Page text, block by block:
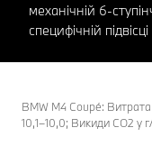
механічній 6-
специфічній
BMW M4 Coupé:
10,1–10,0; Викиди CO2 у